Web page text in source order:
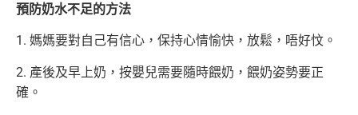
預防奶水不足的方法
1. 媽媽要對自己有信心，保持心情愉快，放鬆，唔好忟。
2. 產後及早上奶，按嬰兒需要隨時餵奶，餵奶姿勢要正
確。